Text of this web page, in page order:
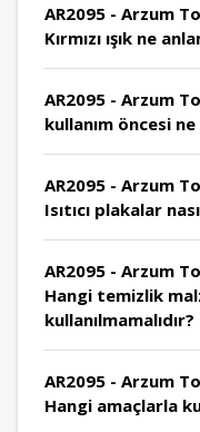
AR2095 - Arzum
Kırmızı ışık ne
AR2095 - Arzum
kullanım öncesi ne
AR2095 - Arzum
Isıtıcı plakalar
AR2095 - Arzum
Hangi temizlik
kullanılmamalıdır?
AR2095 - Arzum
Hangi amaçlarla